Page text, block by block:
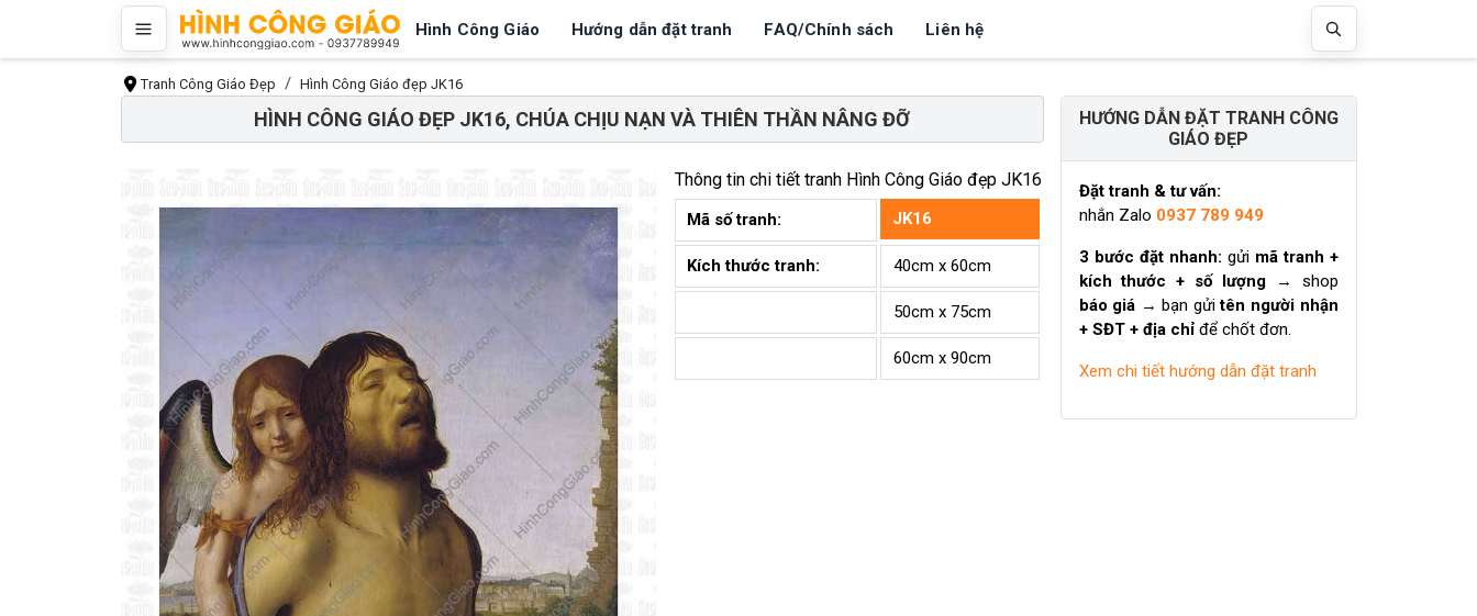
Hình Công Giáo Hướng dẫn đặt tranh FAQ/Chính sách Liên hệ
Tranh Công Giáo Đẹp Hình Công Giáo đẹp JK16
HÌNH CÔNG GIÁO ĐẸP JK16, CHÚA CHỊU NẠN VÀ THIÊN THẦN NÂNG ĐỠ
Thông tin chi tiết tranh Hình Công Giáo đẹp JK16
Mã số tranh: JK16
Kích thước tranh: 40cm x 60cm
50cm x 75cm
60cm x 90cm
HƯỚNG DẪN ĐẶT TRANH CÔNG
GIÁO ĐẸP
Đặt tranh & tư vấn:
nhắn Zalo 0937 789 949
3 bước đặt nhanh: gửi mã tranh +
kích thước + số lượng→ shop
báo giá → bạn gửitên người nhận
+ SĐT + địa chỉđể chốt đơn.
Xem chi tiết hướng dẫn đặt tranh